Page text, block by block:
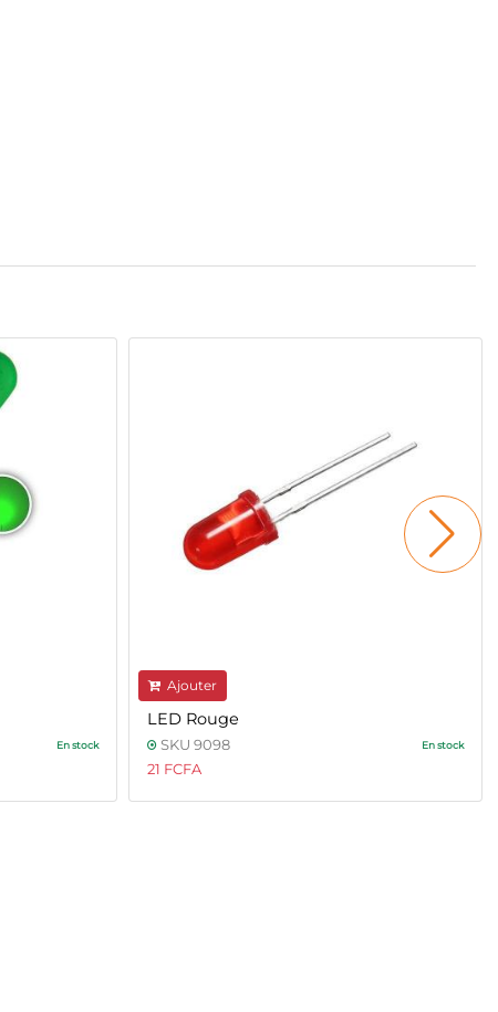
En stock
Ajouter
LED Rouge
SKU 9098 En stock
21 FCFA